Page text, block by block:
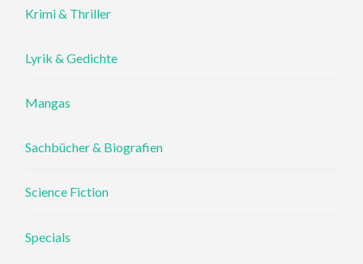
Krimi & Thriller
Lyrik & Gedichte
Mangas
Sachbücher & Biografien
Science Fiction
Specials